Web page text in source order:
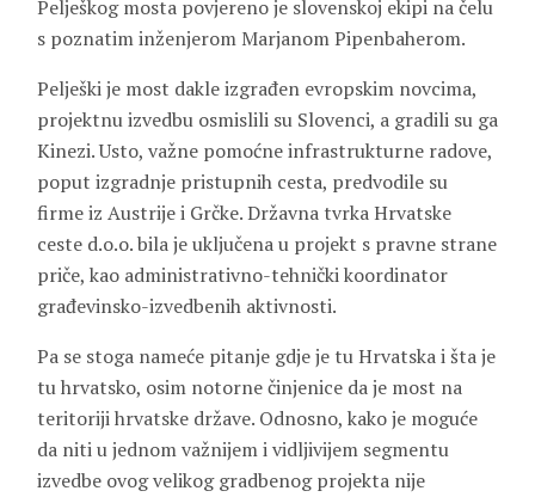
Pelješkog mosta povjereno je slovenskoj ekipi na čelu
s poznatim inženjerom Marjanom Pipenbaherom.
Pelješki je most dakle izgrađen evropskim novcima,
projektnu izvedbu osmislili su Slovenci, a gradili su ga
Kinezi. Usto, važne pomoćne infrastrukturne radove,
poput izgradnje pristupnih cesta, predvodile su
firme iz Austrije i Grčke. Državna tvrka Hrvatske
ceste d.o.o. bila je uključena u projekt s pravne strane
priče, kao administrativno-tehnički koordinator
građevinsko-izvedbenih aktivnosti.
Pa se stoga nameće pitanje gdje je tu Hrvatska i šta je
tu hrvatsko, osim notorne činjenice da je most na
teritoriji hrvatske države. Odnosno, kako je moguće
da niti u jednom važnijem i vidljivijem segmentu
izvedbe ovog velikog gradbenog projekta nije